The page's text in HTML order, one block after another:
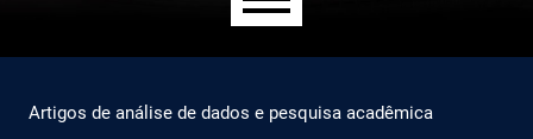
Artigos de análise de dados e pesquisa acadêmica